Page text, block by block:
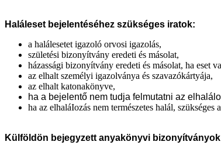
Haláleset bejelentéséhez szükséges iratok:
a halálesetet igazoló orvosi igazolás,
születési bizonyítvány eredeti és másolat,
házassági bizonyítvány eredeti és másolat, ha eset
az elhalt személyi igazolványa és szavazókártyája,
az elhalt katonakönyve,
ha a bejelentő nem tudja felmutatni az
ha az elhaláIozás nem természetes halál, szükséges
Külföldön bejegyzett anyakönyvi